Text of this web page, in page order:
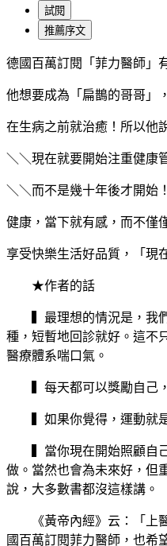
試閱
推薦序文
德國百萬訂閱「菲力醫師」
他想要成為「扁鵲的哥哥」，
在生病之前就治癒！所以他
＼＼現在就要開始注重健康
＼＼而不是幾十年後才開始
健康，當下就有感，而不僅
享受快樂生活好品質，「現
★作者的話
▍最理想的情況是，我們
種，短暫地回診就好。這不
醫療體系喘口氣。
▍每天都可以獎勵自己，
▍如果你覺得，運動就是
▍當你現在開始照顧自己
做。當然也會為未來好，但
說，大多數書都沒這樣講。
《黃帝內經》云：「上醫
國百萬訂閱菲力醫師，也希